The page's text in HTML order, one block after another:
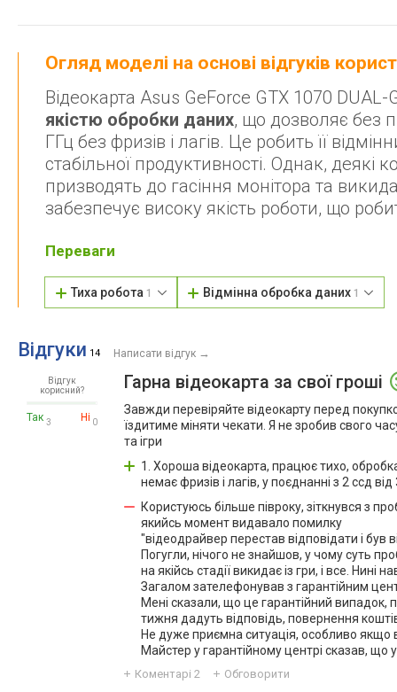
Огляд моделі на основі відгуків
Відеокарта Asus GeForce GTX 1070 DUAL-
якістю обробки даних, що дозволяє без
ГГц без фризів і лагів. Це робить її
стабільної продуктивності. Однак,
призводять до гасіння монітора та
забезпечує високу якість роботи, що
Переваги
Тиха робота 1 Відмінна обробка даних 1
Відгуки 14 Написати відгук →
Відгук
корисний?
Так 3 Ні 0
Гарна відеокарта за свої гроші
Завжди перевіряйте відеокарту перед
їздитиме міняти чекати. Я не зробив свого
та ігри
1. Хороша відеокарта, працює тихо,
немає фризів і лагів, у поєднанні з 2 ссд
Користуюсь більше півроку, зіткнувся з
якийсь момент видавало помилку
"відеодрайвер перестав відповідати і
Погугли, нічого не знайшов, у чому суть
на якійсь стадії викидає із гри, і все. Нині
Загалом зателефонував з гарантійним
Мені сказали, що це гарантійний випадок,
тижня дадуть відповідь, повернення
Не дуже приємна ситуація, особливо якщо
Майстер у гарантійному центрі сказав, що
Коментарі 2 Обговорити